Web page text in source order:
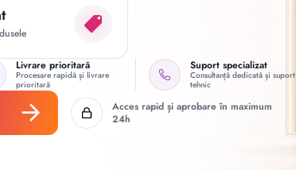
Livrare prioritară
Procesare rapidă și livrare
prioritară
Suport specializat
Consultanță dedicată și suport
tehnic
Acces rapid și aprobare în maximum
24h